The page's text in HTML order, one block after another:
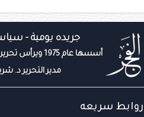
جريده يومية -
أسسها عام 1975 ويرأس تحريرها عبيد حميد المزروعي
مدير التحرير د.
روابط سريعه